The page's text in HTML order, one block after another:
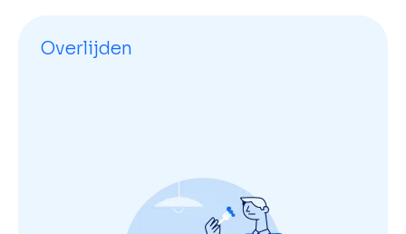
Overlijden